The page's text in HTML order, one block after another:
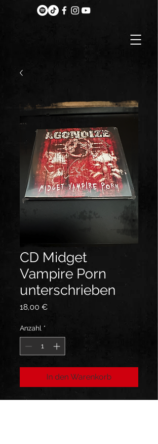
CD Midget
Vampire Porn
unterschrieben
18,00 €
Anzahl *
In den Warenkorb